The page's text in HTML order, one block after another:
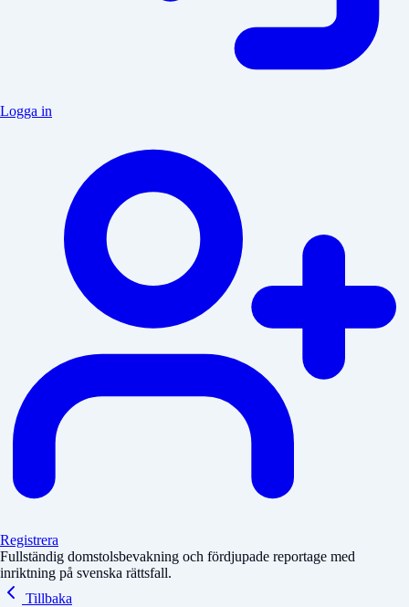
Logga in
Registrera
Fullständig domstolsbevakning och fördjupade reportage med
inriktning på svenska rättsfall.
Tillbaka